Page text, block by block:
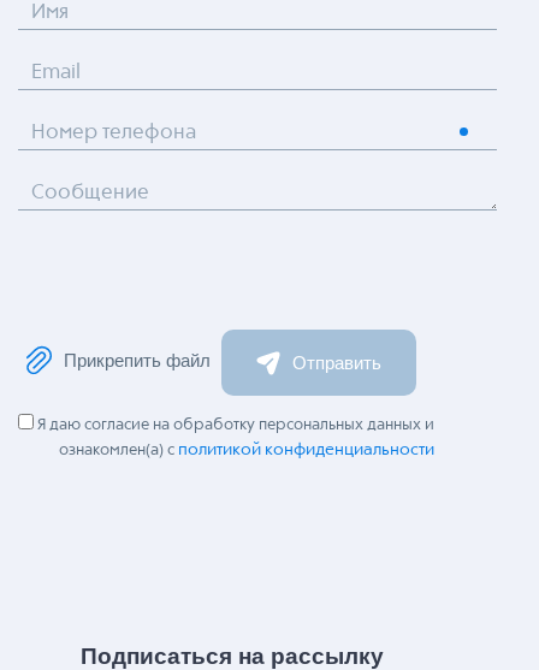
Имя
Email
Номер телефона
Сообщение
Прикрепить файл Отправить
Я даю согласие на обработку персональных данных и
ознакомлен(а) с политикой конфиденциальности
Подписаться на рассылку